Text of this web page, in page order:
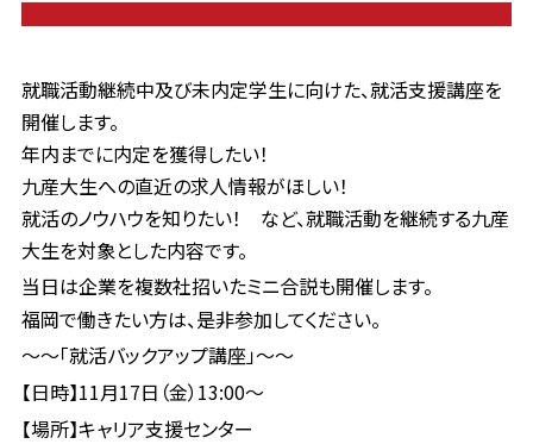
就職活動継続中及び未内定学生に向けた、就活支援講座を
開催します。
年内までに内定を獲得したい！
九産大生への直近の求人情報がほしい！
就活のノウハウを知りたい！ など、就職活動を継続する九産
大生を対象とした内容です。
当日は企業を複数社招いたミニ合説も開催します。
福岡で働きたい方は、是非参加してください。
～～「就活バックアップ講座」～～
【日時】11月17日（金）13:00～
【場所】キャリア支援センター